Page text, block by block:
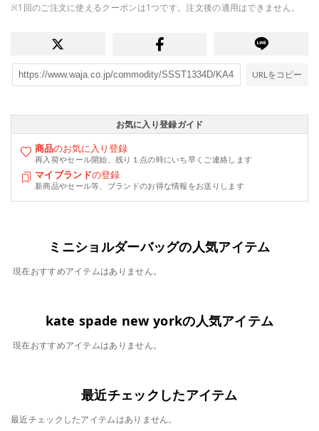
※1回のご注文に使えるクーポンは1つです。注文後の適用はできません。
URLをコピー
お気に入り登録ガイド
商品のお気に入り登録
再入荷やセール開始、残り１点の時にいち早くご連絡します
マイブランドの登録
新商品やセール等、ブランドのお得な情報をお送りします
ミニショルダーバッグの人気アイテム
現在おすすめアイテムはありません。
kate spade new yorkの人気アイテム
現在おすすめアイテムはありません。
最近チェックしたアイテム
最近チェックしたアイテムはありません。